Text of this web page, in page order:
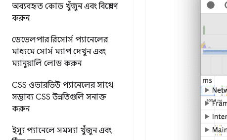
অব্যবহৃত কোড খুঁজুন এবং বিশ্লেষণ
করুন
ডেভেলপার রিসোর্স প্যানেলের
মাধ্যমে সোর্স ম্যাপ দেখুন এবং
ম্যানুয়ালি লোড করুন
CSS ওভারভিউ প্যানেলের সাথে
সম্ভাব্য CSS উন্নতিগুলি সনাক্ত
করুন
ইস্যু প্যানেলে সমস্যা খুঁজুন এবং